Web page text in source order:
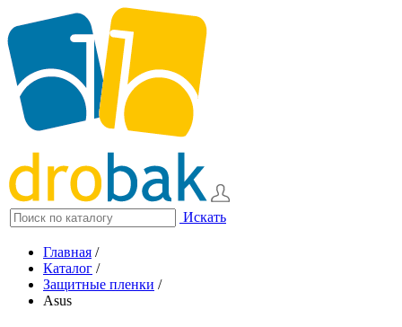
Искать
Главная /
Каталог /
Защитные пленки /
Asus